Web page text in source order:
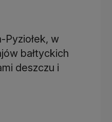
Pyziołek, w
bałtyckich
deszczu i